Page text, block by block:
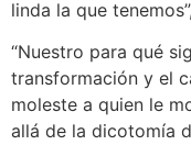
linda la que
“Nuestro para qué
transformación y el
moleste a quien le
allá de la dicotomía